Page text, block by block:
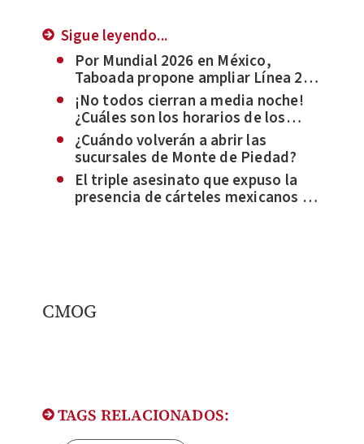
Sigue leyendo...
Por Mundial 2026 en México,
Taboada propone ampliar Línea 2
del Metro
¡No todos cierran a media noche!
¿Cuáles son los horarios de los
módulos para recoger la credencial
del INE?
¿Cuándo volverán a abrir las
sucursales de Monte de Piedad?
El triple asesinato que expuso la
presencia de cárteles mexicanos en
CMOG
TAGS RELACIONADOS: